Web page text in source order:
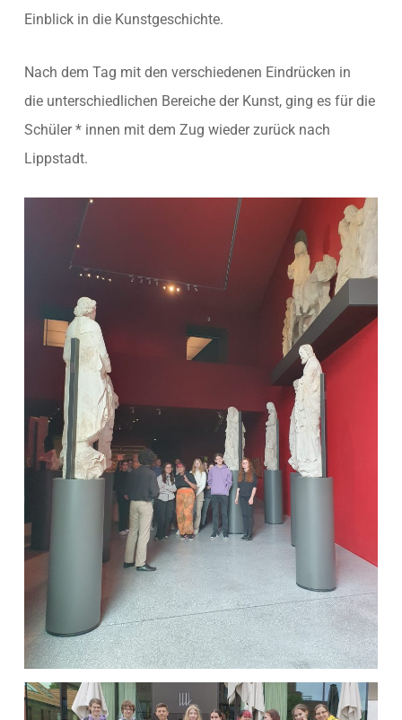
Einblick in die Kunstgeschichte.
Nach dem Tag mit den verschiedenen Eindrücken in
die unterschiedlichen Bereiche der Kunst, ging es für die
Schüler * innen mit dem Zug wieder zurück nach
Lippstadt.